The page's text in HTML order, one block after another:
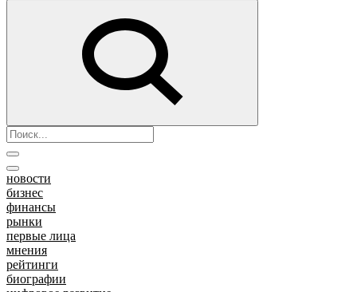
новости
бизнес
финансы
рынки
первые лица
мнения
рейтинги
биографии